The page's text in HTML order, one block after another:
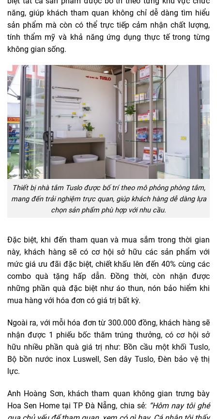
năng, giúp khách tham quan không chỉ dễ dàng tìm hiểu
sản phẩm mà còn có thể trực tiếp cảm nhận chất lượng,
tính thẩm mỹ và khả năng ứng dụng thực tế trong từng
không gian sống.
Thiết bị nhà tắm Tuslo được bố trí theo mô phỏng phòng tắm,
mang đến trải nghiệm trực quan, giúp khách hàng dễ dàng lựa
chọn sản phẩm phù hợp với nhu cầu.
Đặc biệt, khi đến tham quan và mua sắm trong thời gian
này, khách hàng sẽ có cơ hội sở hữu các sản phẩm với
mức giá ưu đãi đặc biệt, chiết khấu lên đến 40% cùng các
combo quà tặng hấp dẫn. Đồng thời, còn nhận được
những phần quà đặc biệt như áo thun, nón bảo hiểm khi
mua hàng với hóa đơn có giá trị bất kỳ.
Ngoài ra, với mỗi hóa đơn từ 300.000 đồng, khách hàng sẽ
nhận được 1 phiếu bốc thăm trúng thưởng, có cơ hội sở
hữu nhiều phần quà giá trị như: Bồn cầu một khối Tuslo,
Bộ bồn nước inox Luswell, Sen dây Tuslo, Đèn bảo vệ thị
lực.
Anh Hoàng Sơn, khách tham quan không gian trưng bày
Hoa Sen Home tại TP Đà Nẵng, chia sẻ: “Hôm nay tôi ghé